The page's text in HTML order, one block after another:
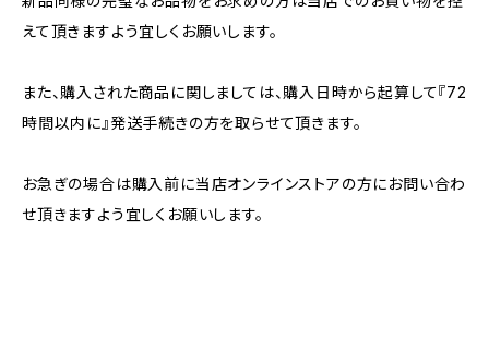
えて頂きますよう宜しくお願いします。
また、購入された商品に関しましては、購入日時から起算して『72
時間以内に』発送手続きの方を取らせて頂きます。
お急ぎの場合は購入前に当店オンラインストアの方にお問い合わ
せ頂きますよう宜しくお願いします。